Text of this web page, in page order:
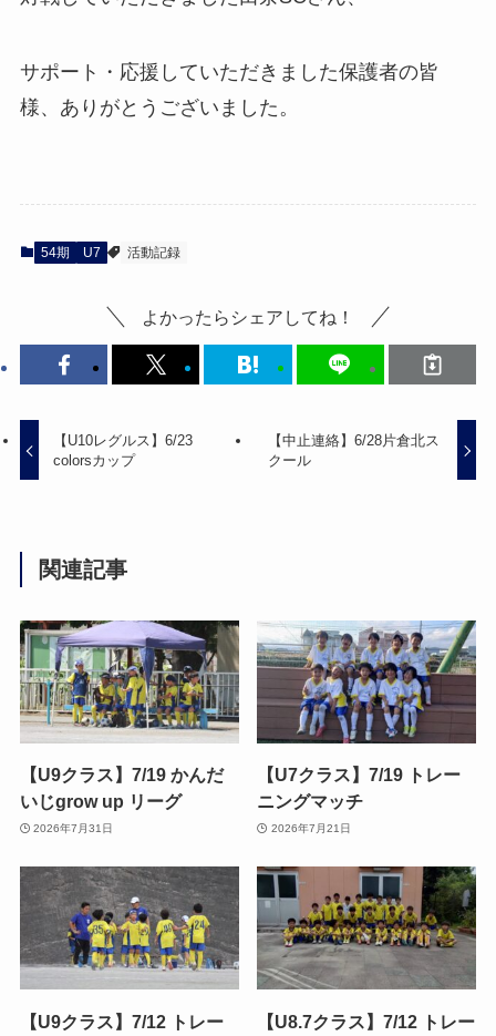
サポート・応援していただきました保護者の皆
様、ありがとうございました。
54期 U7 活動記録
よかったらシェアしてね！
【U10レグルス】6/23
colorsカップ
【中止連絡】6/28片倉北ス
クール
関連記事
【U9クラス】7/19 かんだ
いじgrow up リーグ
2026年7月31日
【U7クラス】7/19 トレー
ニングマッチ
2026年7月21日
【U9クラス】7/12 トレー
【U8.7クラス】7/12 トレー